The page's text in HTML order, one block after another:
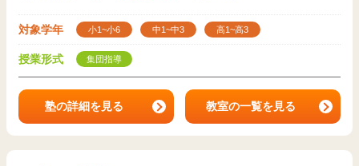
対象学年 小1~小6 中1~中3 高1~高3
授業形式 集団指導
塾の詳細を見る 教室の一覧を見る